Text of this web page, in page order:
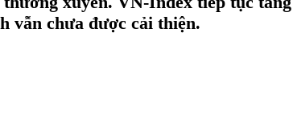
vẫn chưa được cải thiện.